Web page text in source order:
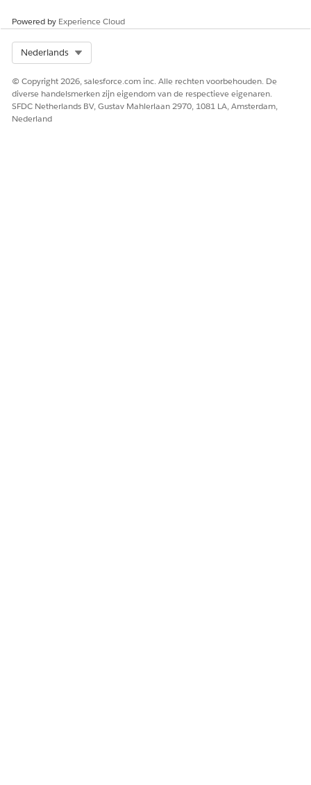
Powered by Experience Cloud
Nederlands
© Copyright 2026, salesforce.com inc. Alle rechten voorbehouden. De
diverse handelsmerken zijn eigendom van de respectieve eigenaren.
SFDC Netherlands BV, Gustav Mahlerlaan 2970, 1081 LA, Amsterdam,
Nederland